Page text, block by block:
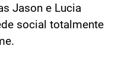
Jason e Lucia
social totalmente